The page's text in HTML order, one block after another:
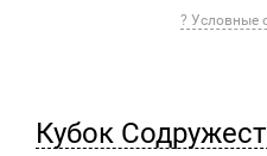
? Условные
Кубок